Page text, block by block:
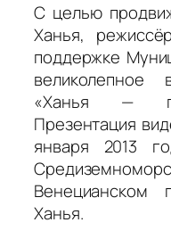
С целью
Ханья,
поддержке
«Ханья —
Презентация
января 2013
Венецианском
Ханья.